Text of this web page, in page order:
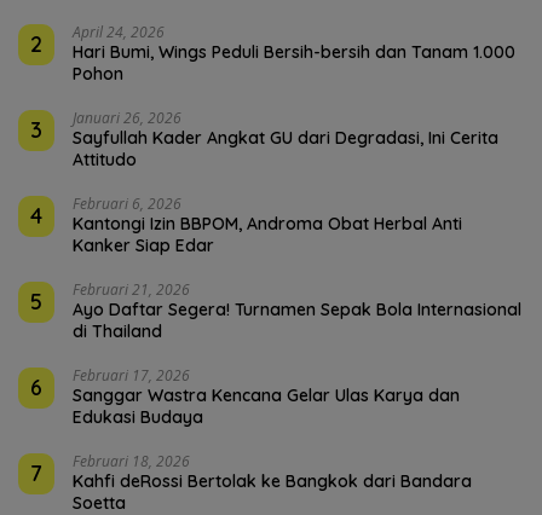
2 April 24, 2026
Hari Bumi, Wings Peduli Bersih-bersih dan Tanam 1.000
Pohon
3 Januari 26, 2026
Sayfullah Kader Angkat GU dari Degradasi, Ini Cerita
Attitudo
4 Februari 6, 2026
Kantongi Izin BBPOM, Androma Obat Herbal Anti
Kanker Siap Edar
5 Februari 21, 2026
Ayo Daftar Segera! Turnamen Sepak Bola Internasional
di Thailand
6 Februari 17, 2026
Sanggar Wastra Kencana Gelar Ulas Karya dan
Edukasi Budaya
7 Februari 18, 2026
Kahfi deRossi Bertolak ke Bangkok dari Bandara
Soetta